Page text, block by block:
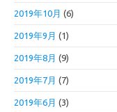
2019年10月 (6)
2019年9月 (1)
2019年8月 (9)
2019年7月 (7)
2019年6月 (3)